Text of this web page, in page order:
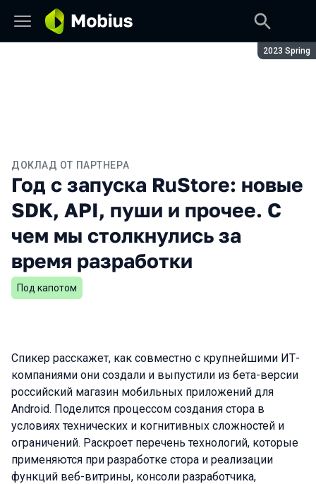
Сезон:
2023 Spring
ДОКЛАД ОТ ПАРТНЕРА
Год с запуска RuStore: новые
SDK, API, пуши и прочее. С
чем мы столкнулись за
время разработки
Под капотом
Спикер расскажет, как совместно с крупнейшими ИТ-
компаниями они создали и выпустили из бета-версии
российский магазин мобильных приложений для
Android. Поделится процессом создания стора в
условиях технических и когнитивных сложностей и
ограничений. Раскроет перечень технологий, которые
применяются при разработке стора и реализации
функций веб-витрины, консоли разработчика,